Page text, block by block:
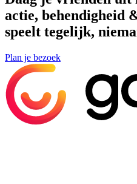
actie, behendigheid
speelt tegelijk,
Plan je bezoek